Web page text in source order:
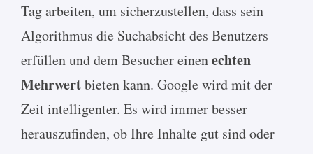
Tag arbeiten, um sicherzustellen, dass sein
Algorithmus die Suchabsicht des Benutzers
erfüllen und dem Besucher einenechten
Mehrwertbieten kann. Google wird mit der
Zeit intelligenter. Es wird immer besser
herauszufinden, ob Ihre Inhalte gut sind oder